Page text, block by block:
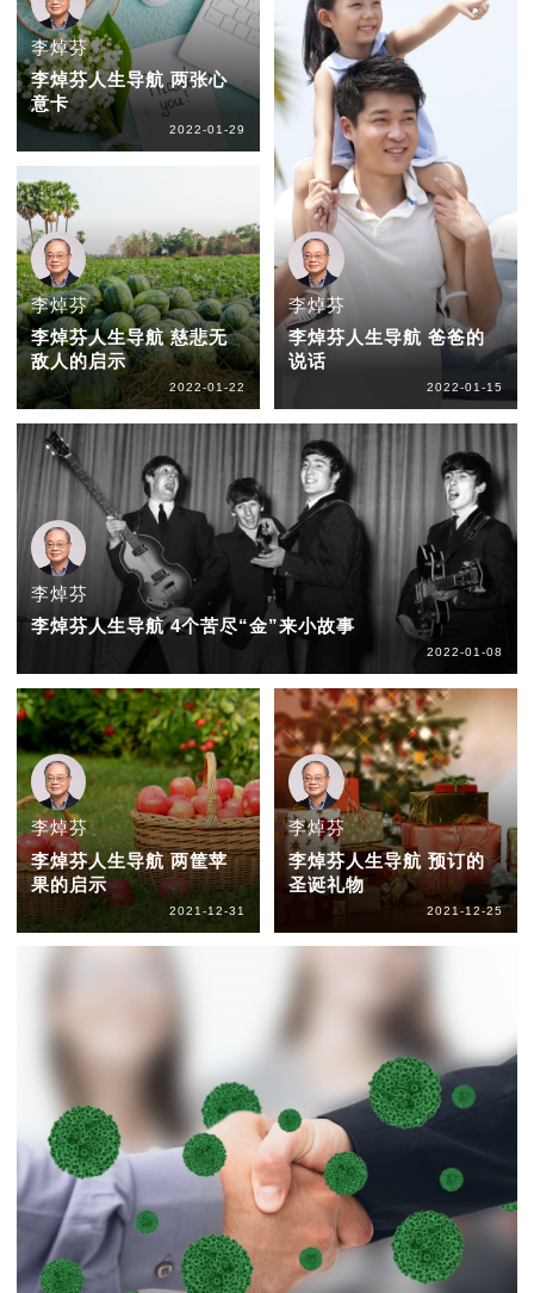
李焯芬
李焯芬人生导航 两张心
意卡
2022-01-29
李焯芬
李焯芬人生导航 慈悲无
敌人的启示
2022-01-22
李焯芬
李焯芬人生导航 爸爸的
说话
2022-01-15
李焯芬
李焯芬人生导航 4个苦尽“金”来小故事
2022-01-08
李焯芬
李焯芬人生导航 两筐苹
果的启示
2021-12-31
李焯芬
李焯芬人生导航 预订的
圣诞礼物
2021-12-25